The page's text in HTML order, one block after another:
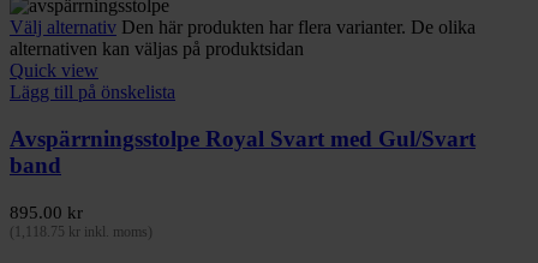
Välj alternativ Den här produkten har flera varianter. De olika
alternativen kan väljas på produktsidan
Quick view
Lägg till på önskelista
Avspärrningsstolpe Royal Svart med Gul/Svart
band
895.00 kr
( 1,118.75 kr inkl. moms)